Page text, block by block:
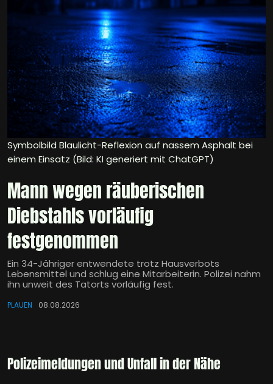
Symbolbild Blaulicht-Reflexion auf nassem Asphalt bei
einem Einsatz (Bild: KI generiert mit ChatGPT)
Mann wegen räuberischen
Diebstahls vorläufig
festgenommen
Ein 34-Jähriger entwendete trotz Hausverbots
Lebensmittel und schlug eine Mitarbeiterin. Polizei nahm
ihn unweit des Tatorts vorläufig fest.
PLAUEN 08.08.2026
Polizeimeldungen und Unfall in der Nähe